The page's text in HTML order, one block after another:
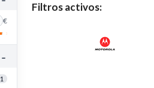
€
-
1
Filtros activos: